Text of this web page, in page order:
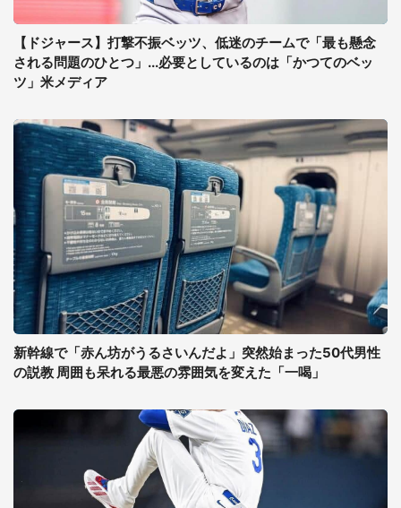
【ドジャース】打撃不振ベッツ、低迷のチームで「最も懸念
される問題のひとつ」...必要としているのは「かつてのベッ
ツ」米メディア
新幹線で「赤ん坊がうるさいんだよ」突然始まった50代男性
の説教 周囲も呆れる最悪の雰囲気を変えた「一喝」